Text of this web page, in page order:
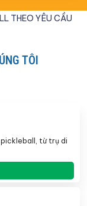
TÔI
pickleball, từ trụ di